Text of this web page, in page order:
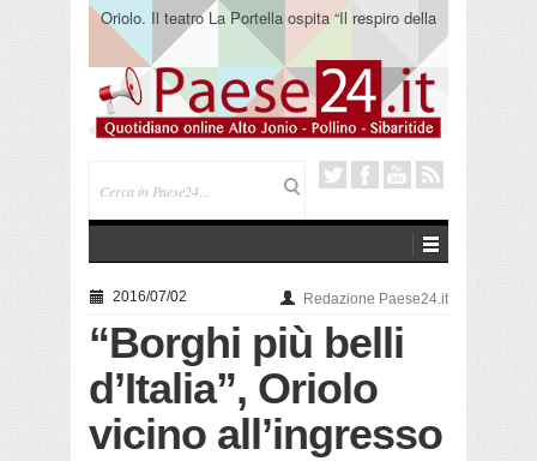
Oriolo. Il teatro La Portella ospita “Il respiro della
terra” del collettivo 365
2016/07/02 Redazione Paese24.it
“Borghi più belli
d’Italia”, Oriolo
vicino all’ingresso